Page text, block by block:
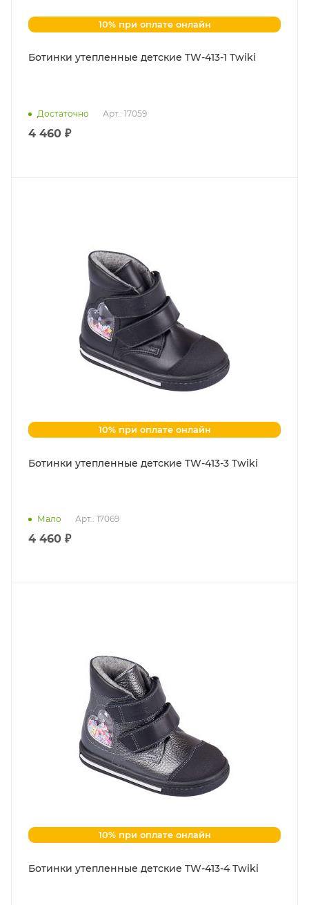
10% при оплате онлайн
Ботинки утепленные детские TW-413-1 Twiki
Достаточно Арт.: 17059
4 460 ₽
10% при оплате онлайн
Ботинки утепленные детские TW-413-3 Twiki
Мало Арт.: 17069
4 460 ₽
10% при оплате онлайн
Ботинки утепленные детские TW-413-4 Twiki